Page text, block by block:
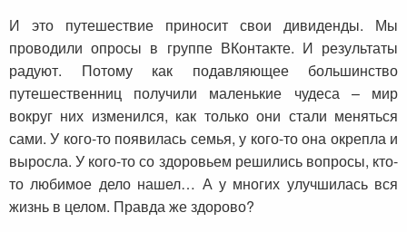
И это путешествие приносит свои дивиденды. Мы
проводили опросы в группе ВКонтакте. И результаты
радуют. Потому как подавляющее большинство
путешественниц получили маленькие чудеса – мир
вокруг них изменился, как только они стали меняться
сами. У кого-то появилась семья, у кого-то она окрепла и
выросла. У кого-то со здоровьем решились вопросы, кто-
то любимое дело нашел… А у многих улучшилась вся
жизнь в целом. Правда же здорово?